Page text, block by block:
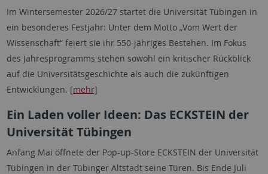
Im Wintersemester 2026/27 startet die Universität Tübingen in
ein besonderes Festjahr: Unter dem Motto „Vom Wert der
Wissenschaft“ feiert sie ihr 550-jähriges Bestehen. Im Fokus
des Jahresprogramms stehen sowohl ein kritischer Rückblick
auf die Universitätsgeschichte als auch die zukünftigen
Entwicklungen. [mehr]
Ein Laden voller Ideen: Das ECKSTEIN der
Universität Tübingen
Anfang Mai öffnete der Pop-up-Store ECKSTEIN der Universität
Tübingen in der Tübinger Altstadt seine Türen. Bis Ende Juli